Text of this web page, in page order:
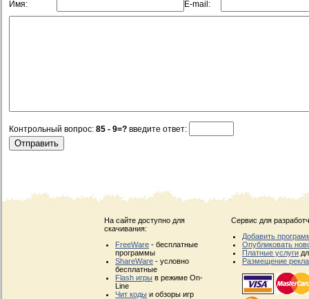
Имя: E-mail:
Контрольный вопрос: 85 - 9=? введите ответ:
На сайте доступно для
скачивания:
FreeWare - бесплатные
программы
ShareWare - условно
бесплатные
Flash игры в режиме On-
Line
Чит коды и обзоры игр
Сервис для
Добавить
Опубликовать
Платные услуги
Размещение